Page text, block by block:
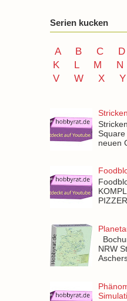
Serien kucken
A B C D
K
L M N
V
W X Y
neuen
NRW